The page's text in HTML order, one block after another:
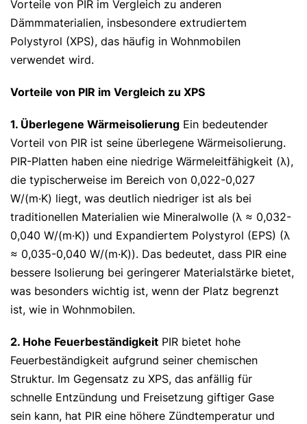
Vorteile von PIR im Vergleich zu anderen
Dämmmaterialien, insbesondere extrudiertem
Polystyrol (XPS), das häufig in Wohnmobilen
verwendet wird.
Vorteile von PIR im Vergleich zu XPS
1. Überlegene Wärmeisolierung Ein bedeutender
Vorteil von PIR ist seine überlegene Wärmeisolierung.
PIR-Platten haben eine niedrige Wärmeleitfähigkeit (λ),
die typischerweise im Bereich von 0,022-0,027
W/(m·K) liegt, was deutlich niedriger ist als bei
traditionellen Materialien wie Mineralwolle (λ ≈ 0,032-
0,040 W/(m·K)) und Expandiertem Polystyrol (EPS) (λ
≈ 0,035-0,040 W/(m·K)). Das bedeutet, dass PIR eine
bessere Isolierung bei geringerer Materialstärke bietet,
was besonders wichtig ist, wenn der Platz begrenzt
ist, wie in Wohnmobilen.
2. Hohe Feuerbeständigkeit PIR bietet hohe
Feuerbeständigkeit aufgrund seiner chemischen
Struktur. Im Gegensatz zu XPS, das anfällig für
schnelle Entzündung und Freisetzung giftiger Gase
sein kann, hat PIR eine höhere Zündtemperatur und